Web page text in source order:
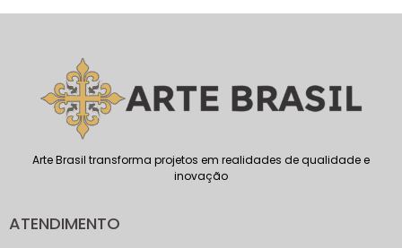
Arte Brasil transforma projetos em realidades de qualidade e
inovação
ATENDIMENTO